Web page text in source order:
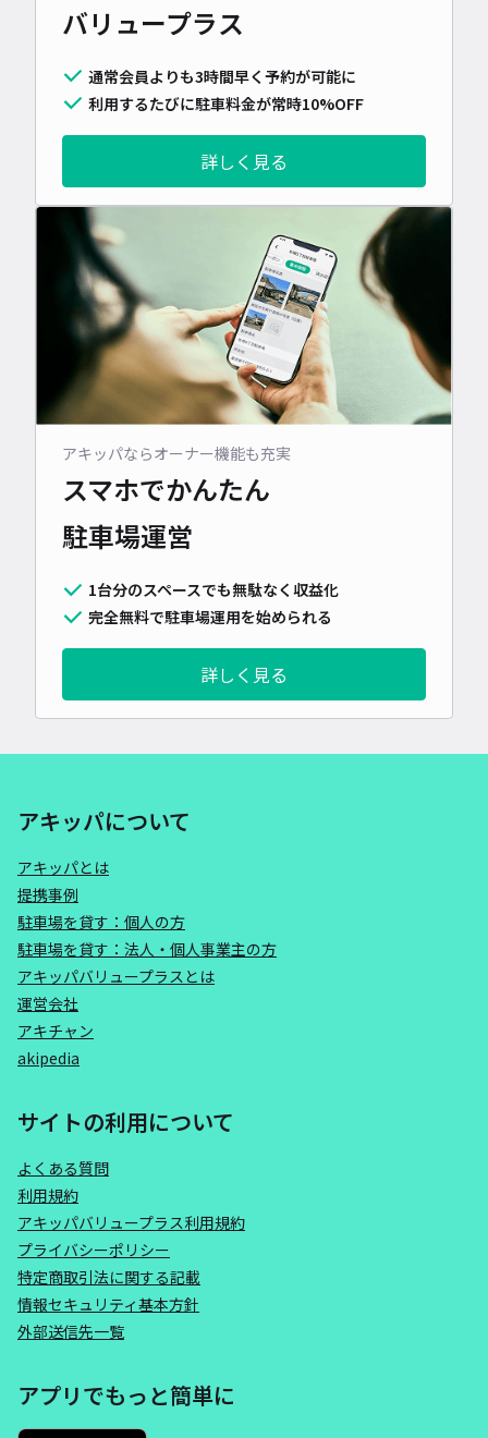
バリュープラス
通常会員よりも3時間早く予約が可能に
利用するたびに駐車料金が常時10%OFF
詳しく見る
アキッパならオーナー機能も充実
スマホでかんたん
駐車場運営
1台分のスペースでも無駄なく収益化
完全無料で駐車場運用を始められる
詳しく見る
アキッパについて
アキッパとは
提携事例
駐車場を貸す：個人の方
駐車場を貸す：法人・個人事業主の方
アキッパバリュープラスとは
運営会社
アキチャン
akipedia
サイトの利用について
よくある質問
利用規約
アキッパバリュープラス利用規約
プライバシーポリシー
特定商取引法に関する記載
情報セキュリティ基本方針
外部送信先一覧
アプリでもっと簡単に